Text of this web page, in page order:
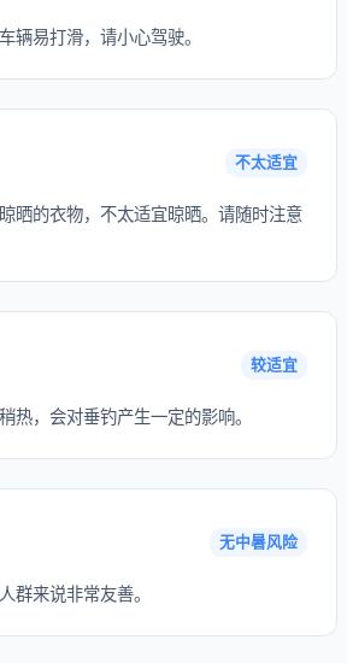
辆易打滑，请小心驾驶。
不太适宜
晒的衣物，不太适宜晾晒。请随时注意
较适宜
热，会对垂钓产生一定的影响。
无中暑风险
群来说非常友善。